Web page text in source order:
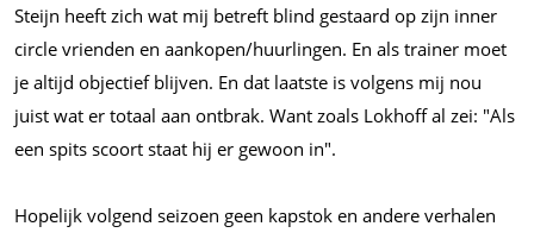
Steijn heeft zich wat mij betreft blind gestaard op zijn inner
circle vrienden en aankopen/huurlingen. En als trainer moet
je altijd objectief blijven. En dat laatste is volgens mij nou
juist wat er totaal aan ontbrak. Want zoals Lokhoff al zei: "Als
een spits scoort staat hij er gewoon in".
Hopelijk volgend seizoen geen kapstok en andere verhalen